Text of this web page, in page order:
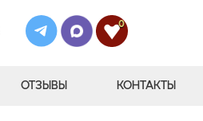
0
ОТЗЫВЫ КОНТАКТЫ